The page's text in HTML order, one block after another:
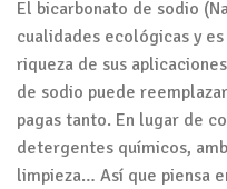
El bicarbonato de sodio
cualidades ecológicas y
riqueza de sus
de sodio puede
pagas tanto. En lugar de
detergentes químicos,
limpieza… Así que piensa